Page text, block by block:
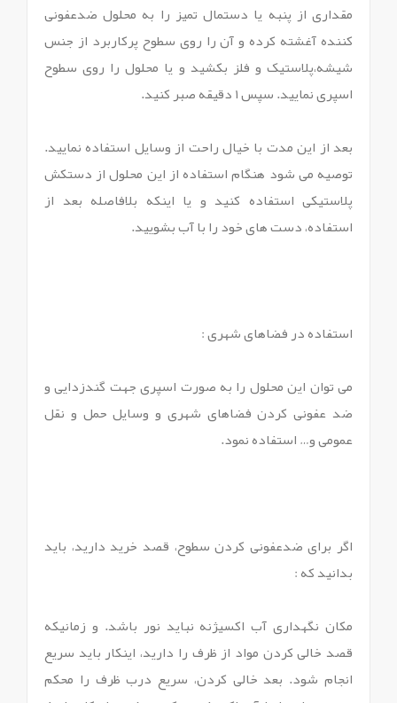
مقداری از پنبه یا دستمال تمیز را به محلول ضدعفونی
کننده آغشته کرده و آن را روی سطوح پرکاربرد از جنس
شیشه،پلاستیک و فلز بکشید و یا محلول را روی سطوح
اسپری نمایید. سپس ۱ دقیقه صبر کنید.
بعد از این مدت با خیال راحت از وسایل استفاده نمایید.
توصیه می شود هنگام استفاده از این محلول از دستکش
پلاستیکی استفاده کنید و یا اینکه بلافاصله بعد از
استفاده، دست های خود را با آب بشویید.
استفاده در فضاهای شهری :
می توان این محلول را به صورت اسپری جهت گندزدایی و
ضد عفونی کردن فضاهای شهری و وسایل حمل و نقل
عمومی و… استفاده نمود.
اگر برای ضدعفونی کردن سطوح، قصد خرید دارید، باید
بدانید که :
مکان نگهداری آب اکسیژنه نباید نور باشد. و زمانیکه
قصد خالی کردن مواد از ظرف را دارید، اینکار باید سریع
انجام شود. بعد خالی کردن، سریع درب ظرف را محکم